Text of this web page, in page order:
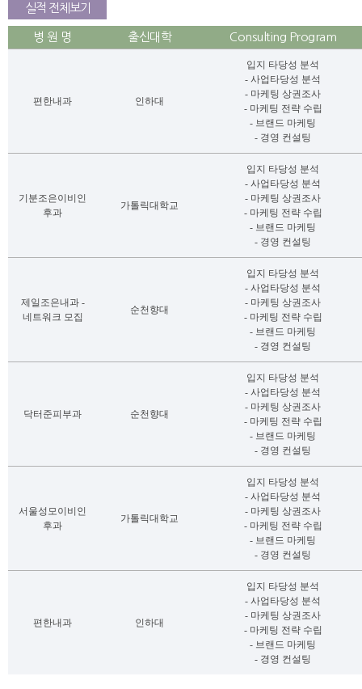
실적 전체보기
병 원 명 출신대학 Consulting Program
편한내과 인하대
입지 타당성 분석
- 사업타당성 분석
- 마케팅 상권조사
- 마케팅 전략 수립
- 브랜드 마케팅
- 경영 컨설팅
기분조은이비인
후과
가톨릭대학교
입지 타당성 분석
- 사업타당성 분석
- 마케팅 상권조사
- 마케팅 전략 수립
- 브랜드 마케팅
- 경영 컨설팅
제일조은내과 -
네트워크 모집
순천향대
입지 타당성 분석
- 사업타당성 분석
- 마케팅 상권조사
- 마케팅 전략 수립
- 브랜드 마케팅
- 경영 컨설팅
닥터준피부과 순천향대
입지 타당성 분석
- 사업타당성 분석
- 마케팅 상권조사
- 마케팅 전략 수립
- 브랜드 마케팅
- 경영 컨설팅
서울성모이비인
후과
가톨릭대학교
입지 타당성 분석
- 사업타당성 분석
- 마케팅 상권조사
- 마케팅 전략 수립
- 브랜드 마케팅
- 경영 컨설팅
편한내과 인하대
입지 타당성 분석
- 사업타당성 분석
- 마케팅 상권조사
- 마케팅 전략 수립
- 브랜드 마케팅
- 경영 컨설팅